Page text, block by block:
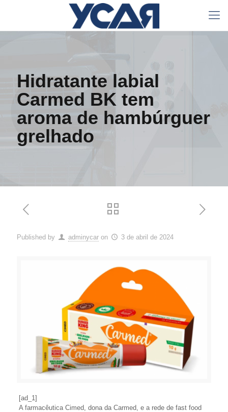
Hidratante labial
Carmed BK tem
aroma de hambúrguer
grelhado
Published by adminycar on 3 de abril de 2024
[ad_1]
A farmacêutica Cimed, dona da Carmed, e a rede de fast food